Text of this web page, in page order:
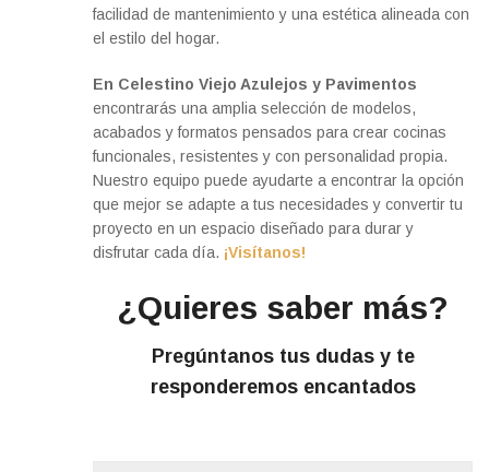
facilidad de mantenimiento y una estética alineada con
el estilo del hogar.
En Celestino Viejo Azulejos y Pavimentos
encontrarás una amplia selección de modelos,
acabados y formatos pensados para crear cocinas
funcionales, resistentes y con personalidad propia.
Nuestro equipo puede ayudarte a encontrar la opción
que mejor se adapte a tus necesidades y convertir tu
proyecto en un espacio diseñado para durar y
disfrutar cada día. ¡Visítanos!
¿Quieres saber más?
Pregúntanos tus dudas y te
responderemos encantados